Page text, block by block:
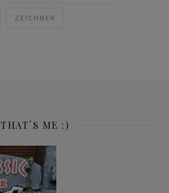
ZEICHNER
THAT´S ME :)